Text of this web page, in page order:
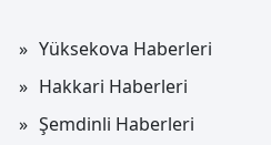
Yüksekova Haberleri
Hakkari Haberleri
Şemdinli Haberleri